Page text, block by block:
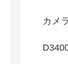
カメ